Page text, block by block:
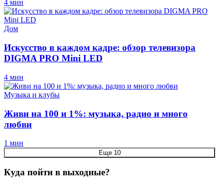
4 мин
Дом
Искусство в каждом кадре: обзор телевизора
DIGMA PRO Mini LED
4 мин
Музыка и клубы
Живи на 100 и 1%: музыка, радио и много
любви
1 мин
Еще 10
Куда пойти в выходные?